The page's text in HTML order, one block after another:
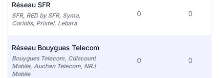
Réseau SFR
SFR, RED by SFR, Syma,
Coriolis, Prixtel, Lebara
0 0
Réseau Bouygues Telecom
Bouygues Telecom, Cdiscount
Mobile, Auchan Telecom, NRJ
Mobile
0 0